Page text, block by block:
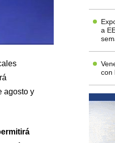
agosto y
a
con